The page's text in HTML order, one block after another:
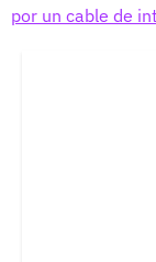
por un cable de